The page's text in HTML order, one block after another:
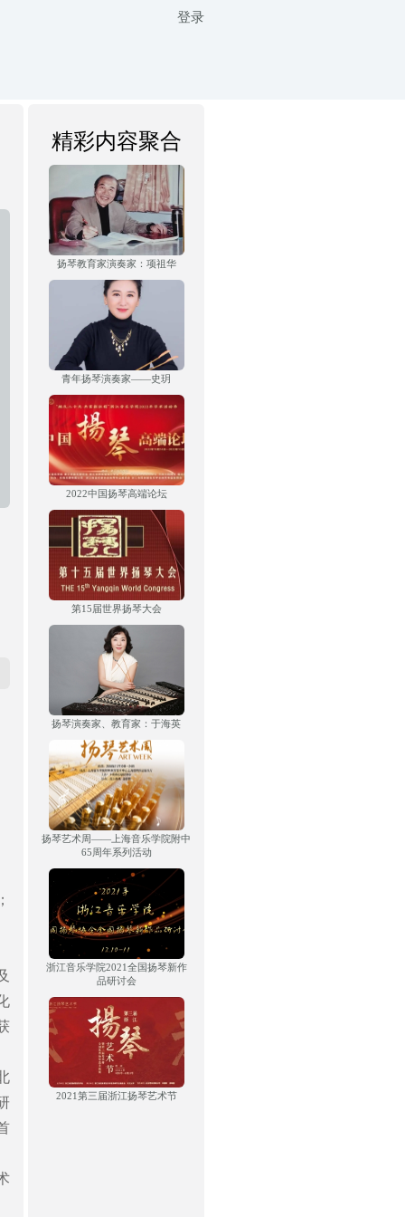
登录
精彩内容聚合
扬琴教育家演奏家：项祖华
青年扬琴演奏家——史玥
2022中国扬琴高端论坛
第15届世界扬琴大会
扬琴演奏家、教育家：于海英
扬琴艺术周——上海音乐学院附中
65周年系列活动
浙江音乐学院2021全国扬琴新作
品研讨会
2021第三届浙江扬琴艺术节